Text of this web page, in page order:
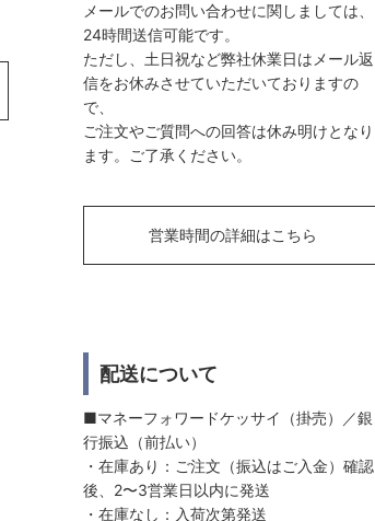
メールでのお問い合わせに関しましては、
24時間送信可能です。
ただし、土日祝など弊社休業日はメール返
信をお休みさせていただいておりますの
で、
ご注文やご質問への回答は休み明けとなり
ます。ご了承ください。
営業時間の詳細はこちら
配送について
■マネーフォワードケッサイ（掛売）／銀
行振込（前払い）
・在庫あり：ご注文（振込はご入金）確認
後、2〜3営業日以内に発送
・在庫なし：入荷次第発送